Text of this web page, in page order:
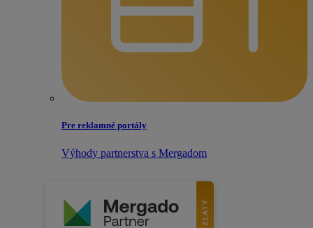
Pre reklamné portály
Výhody partnerstva s Mergadom